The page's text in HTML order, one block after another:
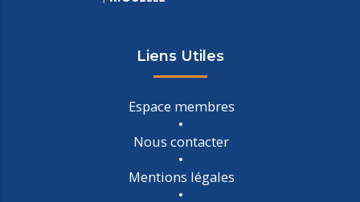
Liens Utiles
Espace membres
Nous contacter
Mentions légales